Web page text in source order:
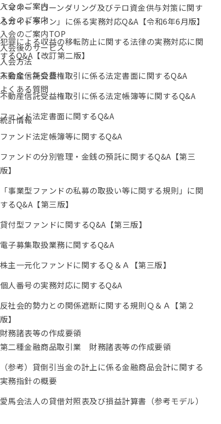
入会のご案内
入会のご案内
入会のご案内TOP
入会後のサービス
入会方法
入会金・年会費
よくある質問
統計情報
「マネー・ローンダリング及びテロ資金供与対策に関す
るガイドライン」に係る実務対応Q&A【令和6年6月版】
犯罪による収益の移転防止に関する法律の実務対応に関
するQ&A【改訂第二版】
不動産信託受益権取引に係る法定書面に関するQ&A
不動産信託受益権取引に係る法定帳簿等に関するQ&A
ファンド法定書面に関するQ&A
ファンド法定帳簿等に関するQ&A
ファンドの分別管理・金銭の預託に関するQ&A【第三
版】
「事業型ファンドの私募の取扱い等に関する規則」に関
するQ&A【第三版】
貸付型ファンドに関するQ&A【第三版】
電子募集取扱業務に関するQ&A
株主一元化ファンドに関するＱ＆Ａ【第三版】
個人番号の実務対応に関するQ&A
反社会的勢力との関係遮断に関する規則Ｑ＆Ａ【第２
版】
財務諸表等の作成要領
第二種金融商品取引業 財務諸表等の作成要領
（参考）貸倒引当金の計上に係る金融商品会計に関する
実務指針の概要
愛馬会法人の貸借対照表及び損益計算書（参考モデル）